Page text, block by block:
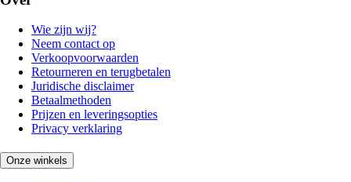
Wie zijn wij?
Neem contact op
Verkoopvoorwaarden
Retourneren en terugbetalen
Juridische disclaimer
Betaalmethoden
Prijzen en leveringsopties
Privacy verklaring
Onze winkels